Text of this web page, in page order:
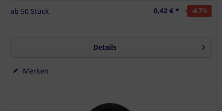
ab 50 Stück 0,42 € * -6.7%
Details
Merken